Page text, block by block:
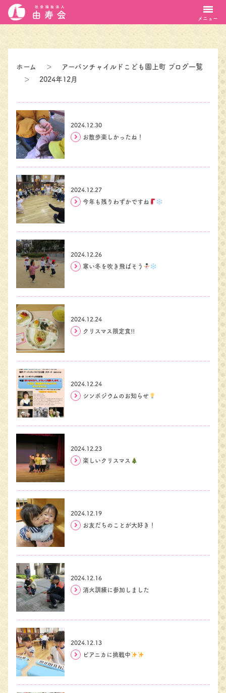
メニュー
ホーム ＞
アーバンチャイルドこども園上町 ブログ一覧
＞
2024年12月
2024.12.30
お散歩楽しかったね！
2024.12.27
今年も残りわずかですね
2024.12.26
寒い冬を吹き飛ばそう
2024.12.24
クリスマス限定食!!
2024.12.24
シンポジウムのお知らせ
2024.12.23
楽しいクリスマス
2024.12.19
お友だちのことが大好き！
2024.12.16
消火訓練に参加しました
2024.12.13
ピアニカに挑戦中